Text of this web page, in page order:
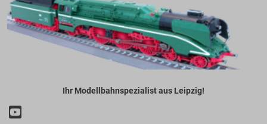
Ihr Modellbahnspezialist aus Leipzig!